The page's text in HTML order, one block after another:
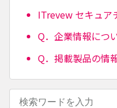
ITrevew セキュア
Q．企業情報につ
Q．掲載製品の情